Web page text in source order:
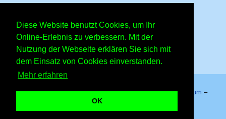
Diese Website benutzt Cookies, um Ihr
Online-Erlebnis zu verbessern. Mit der
Nutzung der Webseite erklären Sie sich mit
dem Einsatz von Cookies einverstanden.
Mehr erfahren
OK
Kinostarts
Festivals
Großevents
Fußball
Comedy
Shows
Sternzeichen
Schalttage
Wahltage
Messen
Erinnerungen
Volksfeste
Startseite–Kalender–Lexikon–App–Sitemap–Impressum –
Datenschutzhinweis
7. April 2022 – Copyright © 2026 Kleiner Kalender